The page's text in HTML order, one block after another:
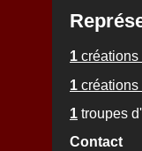
1 créations
1 créations
1 troupes
Contact